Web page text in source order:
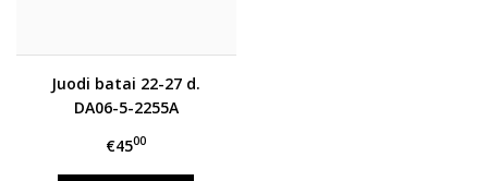
Juodi batai 22-27 d.
DA06-5-2255A
€4500